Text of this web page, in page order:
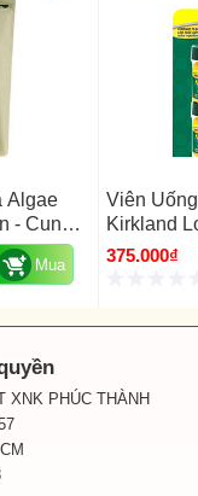
Algae
- Cung
Mua
Viên
Kirkland
81mg
375.000₫
XNK PHÚC THÀNH